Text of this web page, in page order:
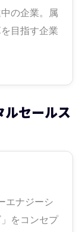
の企業。属
目指す企業
セールス
エナジーシ
をコンセプ